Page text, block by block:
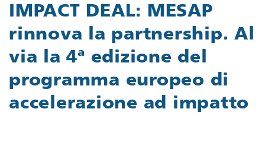
IMPACT DEAL: MESAP
rinnova la partnership. Al
via la 4ª edizione del
programma europeo di
accelerazione ad impatto